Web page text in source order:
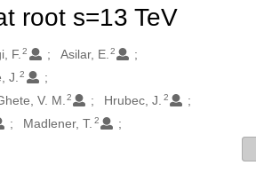
root s=13 TeV
F. 2 Asilar, E. 2
J. 2
V. M. 2 Hrubec, J. 2
Madlener, T. 2